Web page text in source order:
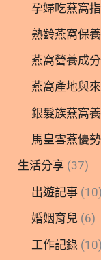
孕婦吃燕窩
熟齡燕窩保養
燕窩營養成
燕窩產地與
銀髮族燕窩
馬皇雪燕優
生活分享 (37)
出遊記事 (10)
婚姻育兒 (6)
工作記錄 (10)